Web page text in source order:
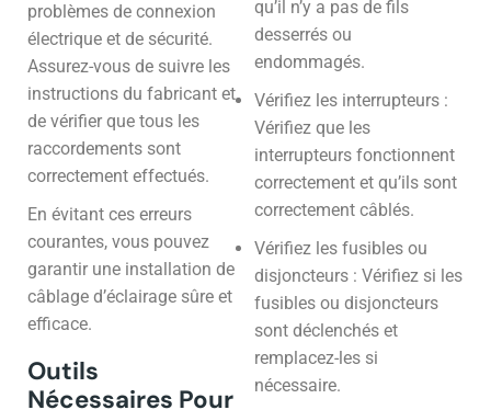
problèmes de connexion
électrique et de sécurité.
Assurez-vous de suivre les
instructions du fabricant et
de vérifier que tous les
raccordements sont
correctement effectués.
En évitant ces erreurs
courantes, vous pouvez
garantir une installation de
câblage d’éclairage sûre et
efficace.
Outils
Nécessaires Pour
qu’il n’y a pas de fils
desserrés ou
endommagés.
Vérifiez les interrupteurs :
Vérifiez que les
interrupteurs fonctionnent
correctement et qu’ils sont
correctement câblés.
Vérifiez les fusibles ou
disjoncteurs : Vérifiez si les
fusibles ou disjoncteurs
sont déclenchés et
remplacez-les si
nécessaire.